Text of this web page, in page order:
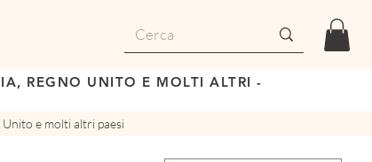
REGNO UNITO E MOLTI ALTRI -
e molti altri paesi